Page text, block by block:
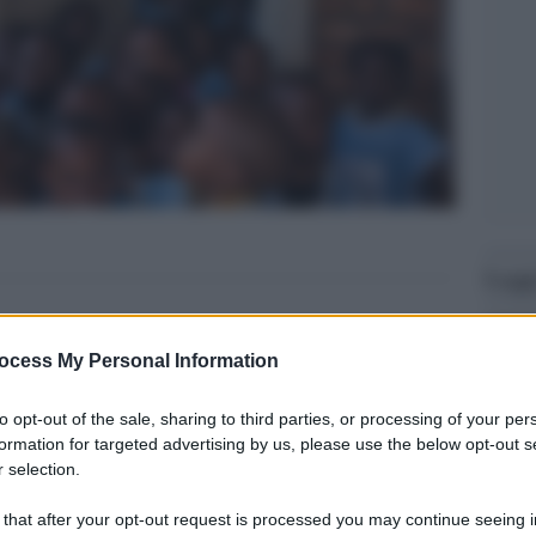
My Personal Information
opt-out of the sale, sharing to third parties, or processing of your
for targeted advertising by us, please use the below opt-out
selection.
after your opt-out request is processed you may continue seeing